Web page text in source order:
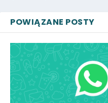
POWIĄZANE POSTY